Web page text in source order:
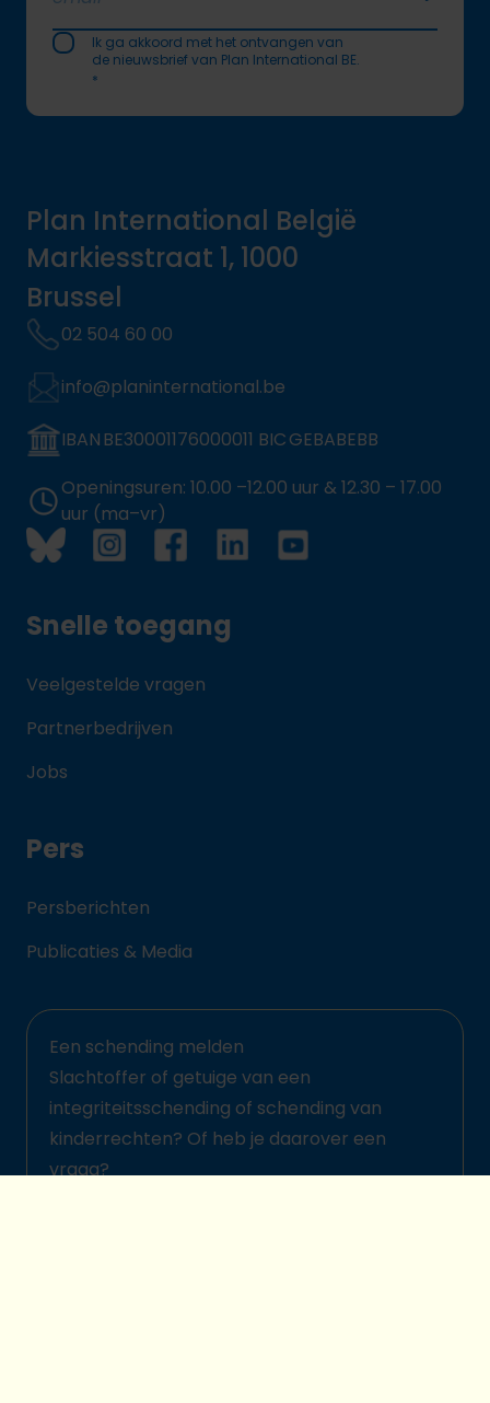
Ik ga akkoord met het ontvangen van
de nieuwsbrief van Plan International BE.
*
Plan International België
Markiesstraat 1, 1000
Brussel
02 504 60 00
info@planinternational.be
IBAN BE30001176000011 BIC GEBABEBB
Openingsuren: 10.00 –12.00 uur & 12.30 – 17.00
uur (ma–vr)
Snelle toegang
Veelgestelde vragen
Partnerbedrijven
Jobs
Pers
Persberichten
Publicaties & Media
Een schending melden
Slachtoffer of getuige van een
integriteitsschending of schending van
kinderrechten? Of heb je daarover een
vraag?